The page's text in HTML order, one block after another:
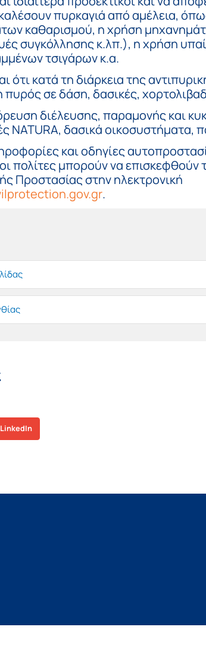
πυρκαγιά από αμέλεια,
καθαρισμού, η χρήση
συγκόλλησης κ.λπ.), η χρήση
τσιγάρων κ.α.
ότι κατά τη διάρκεια της
σε δάση, δασικές,
διέλευσης, παραμονής και
NATURA, δασικά οικοσυστήματα,
και οδηγίες
πολίτες μπορούν να επισκεφθούν
Προστασίας στην ηλεκτρονική
.
LinkedIn